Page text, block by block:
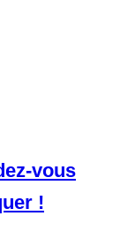
vous
!